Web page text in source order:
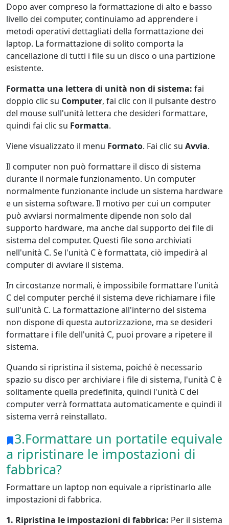
Dopo aver compreso la formattazione di alto e basso
livello dei computer, continuiamo ad apprendere i
metodi operativi dettagliati della formattazione dei
laptop. La formattazione di solito comporta la
cancellazione di tutti i file su un disco o una partizione
esistente.
Formatta una lettera di unità non di sistema: fai
doppio clic su Computer, fai clic con il pulsante destro
del mouse sull'unità lettera che desideri formattare,
quindi fai clic su Formatta.
Viene visualizzato il menu Formato. Fai clic su Avvia.
Il computer non può formattare il disco di sistema
durante il normale funzionamento. Un computer
normalmente funzionante include un sistema hardware
e un sistema software. Il motivo per cui un computer
può avviarsi normalmente dipende non solo dal
supporto hardware, ma anche dal supporto dei file di
sistema del computer. Questi file sono archiviati
nell'unità C. Se l'unità C è formattata, ciò impedirà al
computer di avviare il sistema.
In circostanze normali, è impossibile formattare l'unità
C del computer perché il sistema deve richiamare i file
sull'unità C. La formattazione all'interno del sistema
non dispone di questa autorizzazione, ma se desideri
formattare i file dell'unità C, puoi provare a ripetere il
sistema.
Quando si ripristina il sistema, poiché è necessario
spazio su disco per archiviare i file di sistema, l'unità C è
solitamente quella predefinita, quindi l'unità C del
computer verrà formattata automaticamente e quindi il
sistema verrà reinstallato.
3.Formattare un portatile equivale
a ripristinare le impostazioni di
fabbrica?
Formattare un laptop non equivale a ripristinarlo alle
impostazioni di fabbrica.
1. Ripristina le impostazioni di fabbrica: Per il sistema